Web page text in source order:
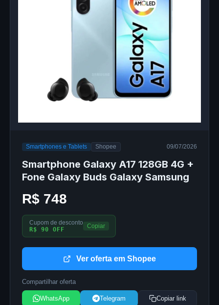
Smartphones e Tablets Shopee 09/07/2026
Smartphone Galaxy A17 128GB 4G +
Fone Galaxy Buds Galaxy Samsung
R$ 748
Cupom de desconto
R$ 90 OFF
Copiar
Ver oferta em Shopee
Compartilhar oferta
WhatsApp Telegram Copiar link